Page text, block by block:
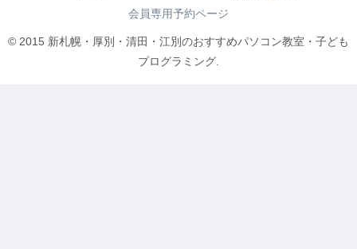
会員専用予約ページ
© 2015 新札幌・厚別・清田・江別のおすすめパソコン教室・子ども
プログラミング.